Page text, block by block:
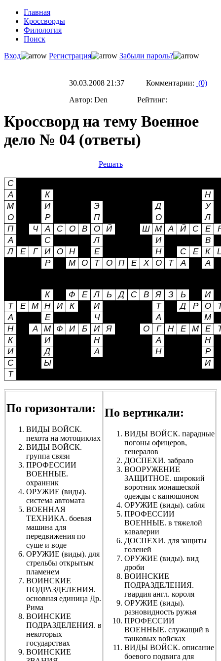
Главная
Кроссворды
Филология
Поиск
Вход
Регистрация Забыли пароль?
30.03.2008 21:37 Комментарии: (0)
Автор: Den Рейтинг:
Кроссворд на тему Военное
дело № 04 (ответы)
Решать
По горизонтали:
ВИДЫ ВОЙСК.
пехота на мотоциклах
ВИДЫ ВОЙСК.
группа связи
ПРОФЕССИИ
ВОЕННЫЕ.
охранник
ОРУЖИЕ (виды).
система автомата
ВОЕННАЯ
ТЕХНИКА. боевая
машина для
передвижения по
суше и воде
ОРУЖИЕ (виды). для
стрельбы открытым
пламенем
ВОИНСКИЕ
ПОДРАЗДЕЛЕНИЯ.
основная единица Др.
Рима
ВОИНСКИЕ
ПОДРАЗДЕЛЕНИЯ. в
некоторых
государствах
ВОИНСКИЕ
По вертикали:
ВИДЫ ВОЙСК. парадные
погоны офицеров,
генералов
ДОСПЕХИ. забрало
ВООРУЖЕНИЕ
ЗАЩИТНОЕ. широкий
воротник монашеской
одежды с капюшоном
ОРУЖИЕ (виды). сабля
ПРОФЕССИИ
ВОЕННЫЕ. в тяжелой
кавалерии
ДОСПЕХИ. для защиты
голеней
ОРУЖИЕ (виды). вид
дроби
ВОИНСКИЕ
ПОДРАЗДЕЛЕНИЯ.
гвардия англ. короля
ОРУЖИЕ (виды).
разновидность ружья
ПРОФЕССИИ
ВОЕННЫЕ. служащий в
танковых войсках
ВИДЫ ВОЙСК. описание
боевого подвига для